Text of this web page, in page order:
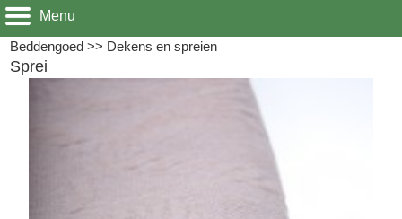
Menu
Beddengoed >> Dekens en spreien
Sprei